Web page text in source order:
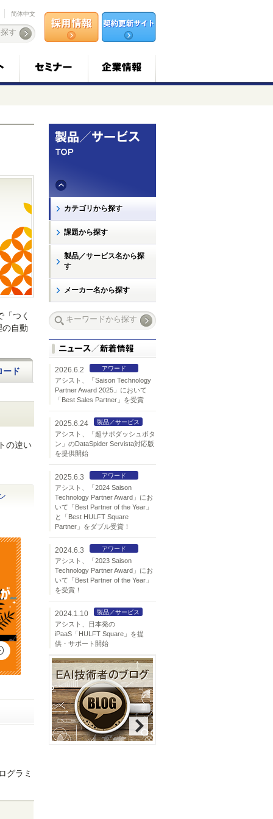
简体中文
つく
自動
ード
の違い
グラミ
カテゴリから探す
課題から探す
製品／サービス名から探
す
メーカー名から探す
2026.6.2 アワード
アシスト、「Saison Technology
Partner Award 2025」において
「Best Sales Partner」を受賞
2025.6.24 製品／サービス
アシスト、「超サポダッシュボタ
ン」のDataSpider Servista対応版
を提供開始
2025.6.3 アワード
アシスト、「2024 Saison
Technology Partner Award」にお
いて「Best Partner of the Year」
と「Best HULFT Square
Partner」をダブル受賞！
2024.6.3 アワード
アシスト、「2023 Saison
Technology Partner Award」にお
いて「Best Partner of the Year」
を受賞！
2024.1.10 製品／サービス
アシスト、日本発の
iPaaS「HULFT Square」を提
供・サポート開始